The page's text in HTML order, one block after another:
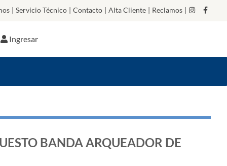
| Servicio Técnico | Contacto | Alta Cliente | Reclamos |
Ingresar
BANDA ARQUEADOR DE